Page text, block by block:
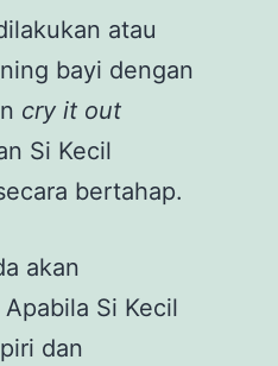
atau
bayi dengan
cry it out
Si Kecil
bertahap.
akan
Si Kecil
dan